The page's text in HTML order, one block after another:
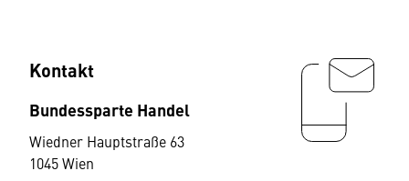
Kontakt
Bundessparte Handel
Wiedner Hauptstraße 63
1045 Wien